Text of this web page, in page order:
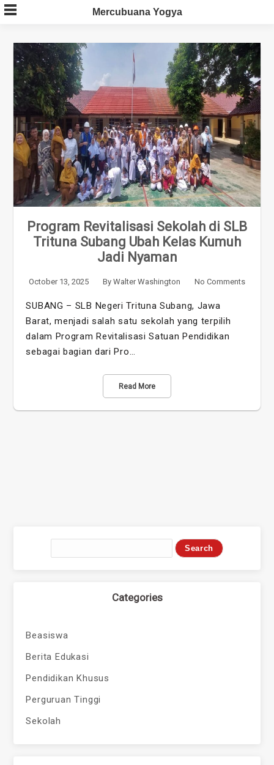
Skip
to
Mercubuana Yogya
Program Revitalisasi Sekolah di SLB
Trituna Subang Ubah Kelas Kumuh
Jadi Nyaman
October 13, 2025 By Walter Washington No Comments
SUBANG – SLB Negeri Trituna Subang, Jawa
Barat, menjadi salah satu sekolah yang terpilih
dalam Program Revitalisasi Satuan Pendidikan
sebagai bagian dari Pro…
Read More
Categories
Beasiswa
Berita Edukasi
Pendidikan Khusus
Perguruan Tinggi
Sekolah